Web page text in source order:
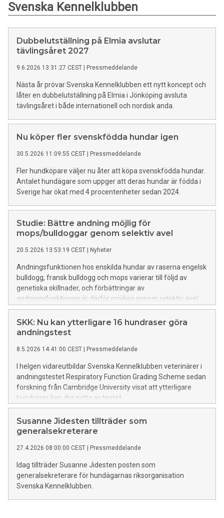
Svenska Kennelklubben
Dubbelutställning på Elmia avslutar
tävlingsåret 2027
9.6.2026 13:31:27 CEST | Pressmeddelande
Nästa år prövar Svenska Kennelklubben ett nytt koncept och
låter en dubbelutställning på Elmia i Jönköping avsluta
tävlingsåret i både internationell och nordisk anda.
Nu köper fler svenskfödda hundar igen
30.5.2026 11:09:55 CEST | Pressmeddelande
Fler hundköpare väljer nu åter att köpa svenskfödda hundar.
Antalet hundägare som uppger att deras hundar är födda i
Sverige har ökat med 4 procentenheter sedan 2024.
Studie: Bättre andning möjlig för
mops/bulldoggar genom selektiv avel
20.5.2026 13:53:19 CEST | Nyheter
Andningsfunktionen hos enskilda hundar av raserna engelsk
bulldogg, fransk bulldogg och mops varierar till följd av
genetiska skillnader, och förbättringar av
andningsfunktionen är därför möjliga genom selektiv avel.
Den slutsatsen drar en brittisk studie baserat på
andningstestet Respiratory Function Grading Scheme, RFG-
Scheme.
SKK: Nu kan ytterligare 16 hundraser göra
andningstest
8.5.2026 14:41:00 CEST | Pressmeddelande
I helgen vidareutbildar Svenska Kennelklubben veterinärer i
andningstestet Respiratory Function Grading Scheme sedan
forskning från Cambridge University visat att ytterligare
hundraser kan dra nytta av testet.
Susanne Jidesten tillträder som
generalsekreterare
27.4.2026 08:00:00 CEST | Pressmeddelande
Idag tillträder Susanne Jidesten posten som
generalsekreterare för hundägarnas riksorganisation
Svenska Kennelklubben.